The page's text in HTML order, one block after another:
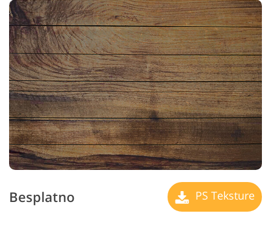
Besplatno PS Teksture